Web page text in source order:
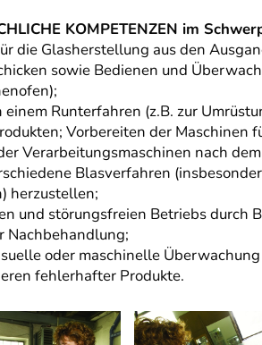
KOMPETENZEN im
die Glasherstellung aus den
sowie Bedienen und
einem Runterfahren (z.B. zur
Vorbereiten der Maschinen
Verarbeitungsmaschinen nach
Blasverfahren
herzustellen;
und störungsfreien Betriebs
Nachbehandlung;
oder maschinelle
fehlerhafter Produkte.